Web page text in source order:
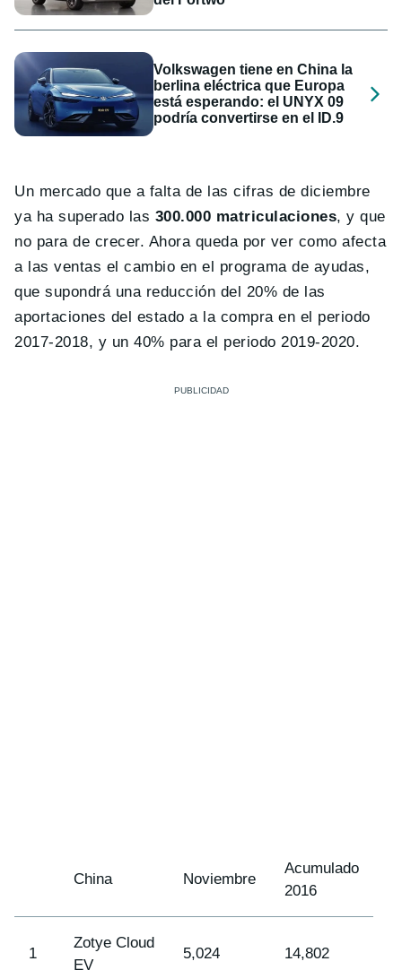
Volkswagen tiene en China la
berlina eléctrica que Europa
está esperando: el UNYX 09
podría convertirse en el ID.9
Un mercado que a falta de las cifras de diciembre
ya ha superado las 300.000 matriculaciones, y que
no para de crecer. Ahora queda por ver como afecta
a las ventas el cambio en el programa de ayudas,
que supondrá una reducción del 20% de las
aportaciones del estado a la compra en el periodo
2017-2018, y un 40% para el periodo 2019-2020.
China Noviembre
Acumulado
2016
1
Zotye Cloud
EV
5,024 14,802